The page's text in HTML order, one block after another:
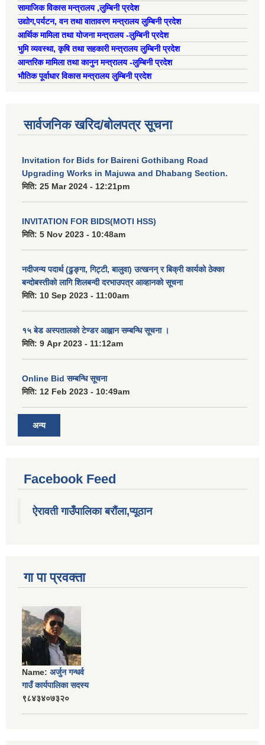
सामाजिक विकास मन्त्रालय ,लुम्बिनी प्रदेश
उद्याेग,पर्यटन, वन तथा वातावरण मन्त्रालय लुम्बिनी प्रदेश
आर्थिक मामिला तथा योजना मन्त्रालय -लुम्बिनी प्रदेश
भुमि व्यवस्था, कृषि तथा सहकारी मन्त्रालय लुम्बिनी प्रदेश
आन्तरिक मामिला तथा कानुन मन्त्रालय -लुम्बिनी प्रदेश
भौतिक पूर्वाधार विकास मन्त्रालय लुम्बिनी प्रदेश
सार्वजनिक खरिद/बोलपत्र सूचना
Invitation for Bids for Baireni Gothibang Road
Upgrading Works in Majuwa and Dhabang Section.
मिति: 25 Mar 2024 - 12:21pm
INVITATION FOR BIDS(MOTI HSS)
मिति: 5 Nov 2023 - 10:48am
नदीजन्य पदार्थ (ढुङ्गा, गिट्टी, बालुवा) उत्खनन् र बिक्री कार्यको ठेक्का
बन्दोबस्तीको लागि शिलबन्दी दरभाउपत्र आव्हानको सूचना
मिति: 10 Sep 2023 - 11:00am
१५ बेड अस्पतालको टेण्डर आह्वान सम्बन्धि सूचना ।
मिति: 9 Apr 2023 - 11:12am
Online Bid सम्बन्धि सूचना
मिति: 12 Feb 2023 - 10:49am
अन्य
Facebook Feed
ऐरावती गाउँपालिका बरौंला,प्यूठान
गा पा प्रवक्ता
Name: अर्जुन गन्धर्व
गाउँ कार्यपालिका सदस्य
९८४३४०७३२०